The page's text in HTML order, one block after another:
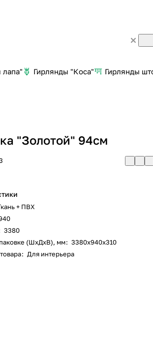
лапа" Гирлянды "Коса" Гирлянды
"Золотой" 94см
+ ПВХ
3380
(ШхДхВ), мм: 3380х940х310
: Для интерьера